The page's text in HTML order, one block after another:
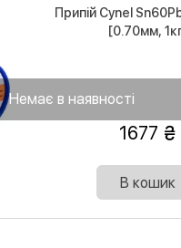
Немає в наявності
Припій Cynel
[0.70мм,
1677
В кошик